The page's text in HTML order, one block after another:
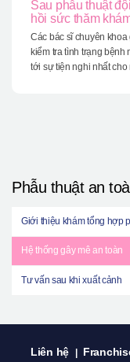
Sau phẫu thuật
hồi sức thăm
Các bác sĩ chuyên khoa
kiểm tra tình trạng bệnh
tới sự tiện nghi nhất cho
Phẫu thuật an
Giới thiệu khám tổng hợp
Hệ thống gây mê an toàn
Tư vấn sau khi xuất cảnh
Liên hệ |